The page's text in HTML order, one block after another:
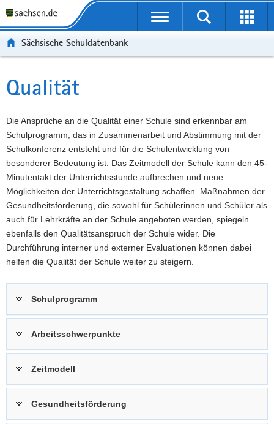
t
ü
e
r
g
r
e
i
f
e
n
d
e
i
g
o
n
r
l
a
v
i
g
a
t
i
o
n
a
t
n
h
a
l
t
W
t
r
e
I
n
f
o
r
m
a
t
i
r
i
c
e
Portalübergreifende
Suche
Sächsische Schuldatenbank
Hauptinhalt
Qualität
Die Ansprüche an die Qualität einer Schule sind erkennbar am
Schulprogramm, das in Zusammenarbeit und Abstimmung mit der
Schulkonferenz entsteht und für die Schulentwicklung von
besonderer Bedeutung ist. Das Zeitmodell der Schule kann den 45-
Minutentakt der Unterrichtsstunde aufbrechen und neue
Möglichkeiten der Unterrichtsgestaltung schaffen. Maßnahmen der
Gesundheitsförderung, die sowohl für Schülerinnen und Schüler als
auch für Lehrkräfte an der Schule angeboten werden, spiegeln
ebenfalls den Qualitätsanspruch der Schule wider. Die
Durchführung interner und externer Evaluationen können dabei
helfen die Qualität der Schule weiter zu steigern.
Schulprogramm
Arbeitsschwerpunkte
Zeitmodell
Gesundheitsförderung